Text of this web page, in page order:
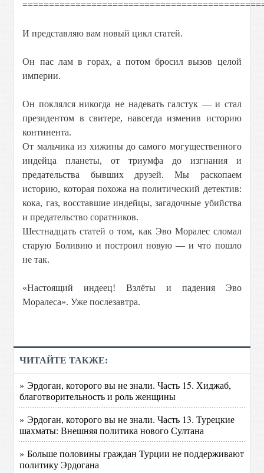
И представляю вам новый цикл статей.
Он пас лам в горах, а потом бросил вызов целой
империи.
Он поклялся никогда не надевать галстук — и стал
президентом в свитере, навсегда изменив историю
континента.
От мальчика из хижины до самого могущественного
индейца планеты, от триумфа до изгнания и
предательства бывших друзей. Мы раскопаем
историю, которая похожа на политический детектив:
кока, газ, восставшие индейцы, загадочные убийства
и предательство соратников.
Шестнадцать статей о том, как Эво Моралес сломал
старую Боливию и построил новую — и что пошло
не так.
«Настоящий индеец! Взлёты и падения Эво
Моралеса». Уже послезавтра.
ЧИТАЙТЕ ТАКЖЕ:
» Эрдоган, которого вы не знали. Часть 15. Хиджаб,
благотворительность и роль женщины
» Эрдоган, которого вы не знали. Часть 13. Турецкие
шахматы: Внешняя политика нового Султана
» Больше половины граждан Турции не поддерживают
политику Эрдогана